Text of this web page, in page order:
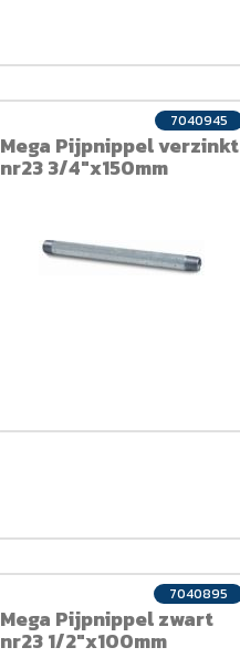
Mega Pijpnippel verzinkt
nr23 3/4"x150mm
7040945
Mega Pijpnippel zwart
nr23 1/2"x100mm
7040895